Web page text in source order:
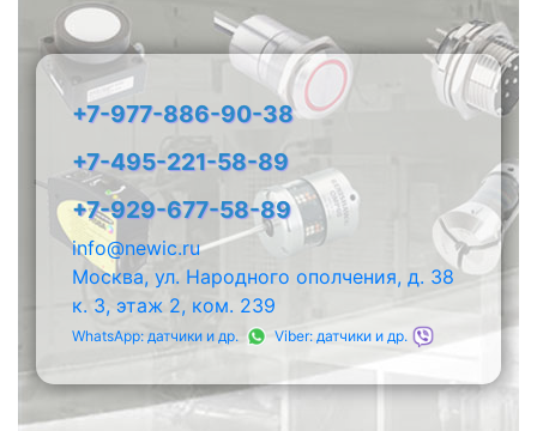
+7-977-886-90-38
+7-495-221-58-89
+7-929-677-58-89
info@newic.ru
Москва, ул. Народного ополчения, д. 38
к. 3, этаж 2, ком. 239
WhatsApp: датчики и др. Viber: датчики и др.